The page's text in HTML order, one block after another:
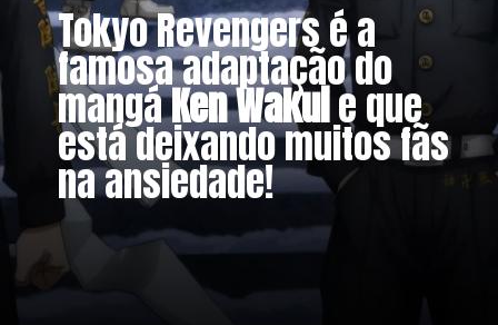
Tokyo Revengers é a
famosa adaptação do
mangáKen Wakuie que
está deixando muitos fãs
na ansiedade!